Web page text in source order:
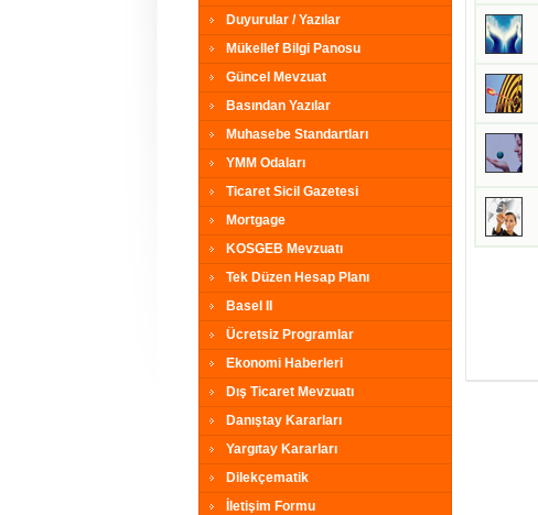
Duyurular / Yazılar
Mükellef Bilgi Panosu
Güncel Mevzuat
Basından Yazılar
Muhasebe Standartları
YMM Odaları
Ticaret Sicil Gazetesi
Mortgage
KOSGEB Mevzuatı
Tek Düzen Hesap Planı
Basel II
Ücretsiz Programlar
Ekonomi Haberleri
Dış Ticaret Mevzuatı
Danıştay Kararları
Yargıtay Kararları
Dilekçematik
İletişim Formu